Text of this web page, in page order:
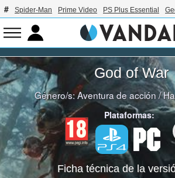
Spider-Man Prime Video PS Plus Essential
God of War
Género/s:Aventura de acción/
Plataformas:
Ficha técnica de la